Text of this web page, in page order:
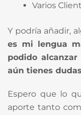
Varios
Y podría añadir,
es mi lengua
podido
aún tienes
Espero que lo
aporte tanto